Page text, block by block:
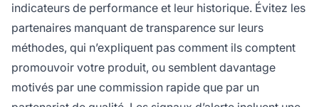
indicateurs de performance et leur historique. Évitez les
partenaires manquant de transparence sur leurs
méthodes, qui n’expliquent pas comment ils comptent
promouvoir votre produit, ou semblent davantage
motivés par une commission rapide que par un